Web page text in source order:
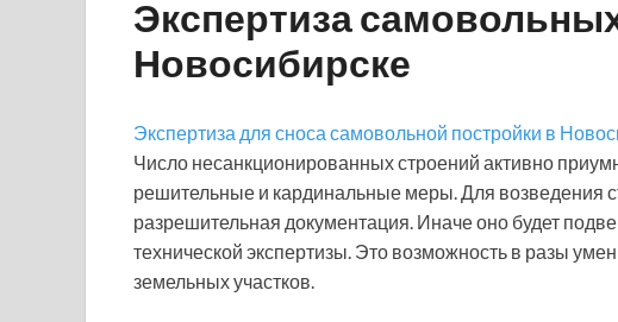
Экспертиза
Новосибирске
Экспертиза для сноса самовольной постройки в
Число несанкционированных строений активно
решительные и кардинальные меры. Для возведения
разрешительная документация. Иначе оно будет
технической экспертизы. Это возможность в разы
земельных участков.